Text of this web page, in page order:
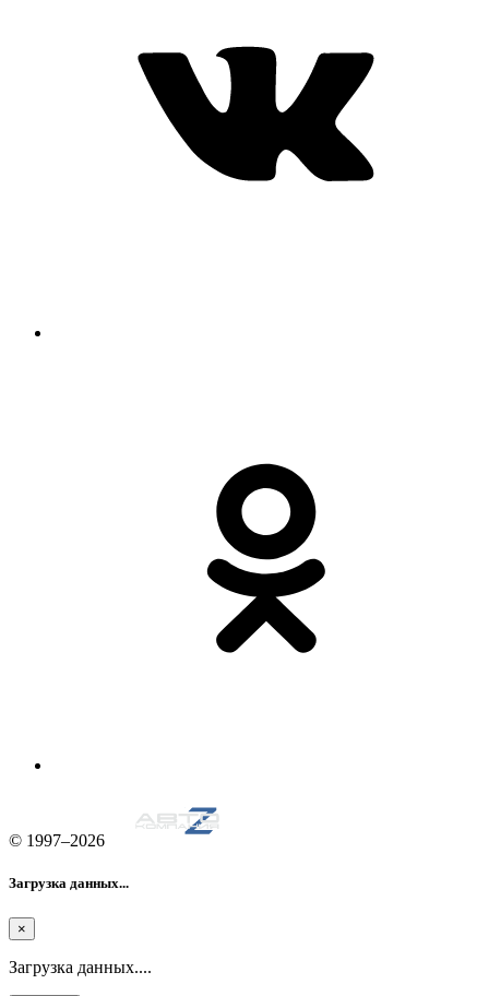
© 1997–2026
Загрузка данных...
×
Загрузка данных....